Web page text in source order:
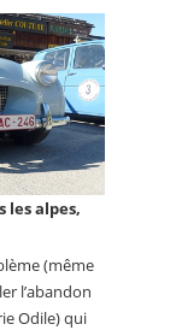
les alpes,
(même
l’abandon
Odile) qui